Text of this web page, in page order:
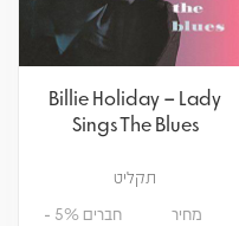
Billie Holiday – Lady
Sings The Blues
תקליט
מחיר חברים 5% -